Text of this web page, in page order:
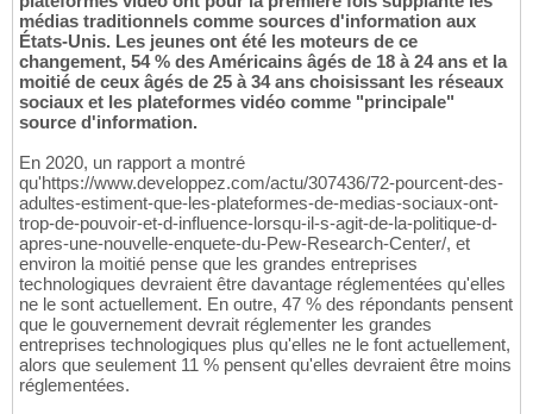
médias traditionnels comme sources d'information aux
États-Unis. Les jeunes ont été les moteurs de ce
changement, 54 % des Américains âgés de 18 à 24 ans et la
moitié de ceux âgés de 25 à 34 ans choisissant les réseaux
sociaux et les plateformes vidéo comme "principale"
source d'information.
En 2020, un rapport a montré
qu'https://www.developpez.com/actu/307436/72-pourcent-des-
adultes-estiment-que-les-plateformes-de-medias-sociaux-ont-
trop-de-pouvoir-et-d-influence-lorsqu-il-s-agit-de-la-politique-d-
apres-une-nouvelle-enquete-du-Pew-Research-Center/, et
environ la moitié pense que les grandes entreprises
technologiques devraient être davantage réglementées qu'elles
ne le sont actuellement. En outre, 47 % des répondants pensent
que le gouvernement devrait réglementer les grandes
entreprises technologiques plus qu'elles ne le font actuellement,
alors que seulement 11 % pensent qu'elles devraient être moins
réglementées.